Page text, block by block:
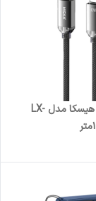
کابل USB-C هیسکا مدل LX-